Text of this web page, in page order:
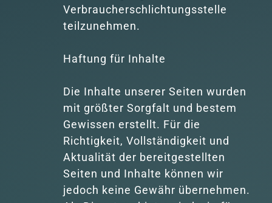
Verbraucherschlichtungsstelle
teilzunehmen.
Haftung für Inhalte
Die Inhalte unserer Seiten wurden
mit größter Sorgfalt und bestem
Gewissen erstellt. Für die
Richtigkeit, Vollständigkeit und
Aktualität der bereitgestellten
Seiten und Inhalte können wir
jedoch keine Gewähr übernehmen.